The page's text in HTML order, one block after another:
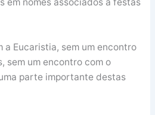
a Eucaristia, sem um encontro
sem um encontro com o
parte importante destas